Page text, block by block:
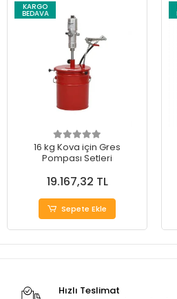
KARGO
BEDAVA
16 kg Kova için Gres
Pompası Setleri
19.167,32 TL
Sepete Ekle
Hızlı Teslimat